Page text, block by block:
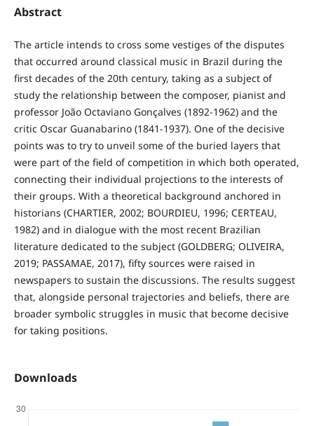
Abstract
The article intends to cross some vestiges of the disputes
that occurred around classical music in Brazil during the
first decades of the 20th century, taking as a subject of
study the relationship between the composer, pianist and
professor João Octaviano Gonçalves (1892-1962) and the
critic Oscar Guanabarino (1841-1937). One of the decisive
points was to try to unveil some of the buried layers that
were part of the field of competition in which both operated,
connecting their individual projections to the interests of
their groups. With a theoretical background anchored in
historians (CHARTIER, 2002; BOURDIEU, 1996; CERTEAU,
1982) and in dialogue with the most recent Brazilian
literature dedicated to the subject (GOLDBERG; OLIVEIRA,
2019; PASSAMAE, 2017), fifty sources were raised in
newspapers to sustain the discussions. The results suggest
that, alongside personal trajectories and beliefs, there are
broader symbolic struggles in music that become decisive
for taking positions.
Downloads